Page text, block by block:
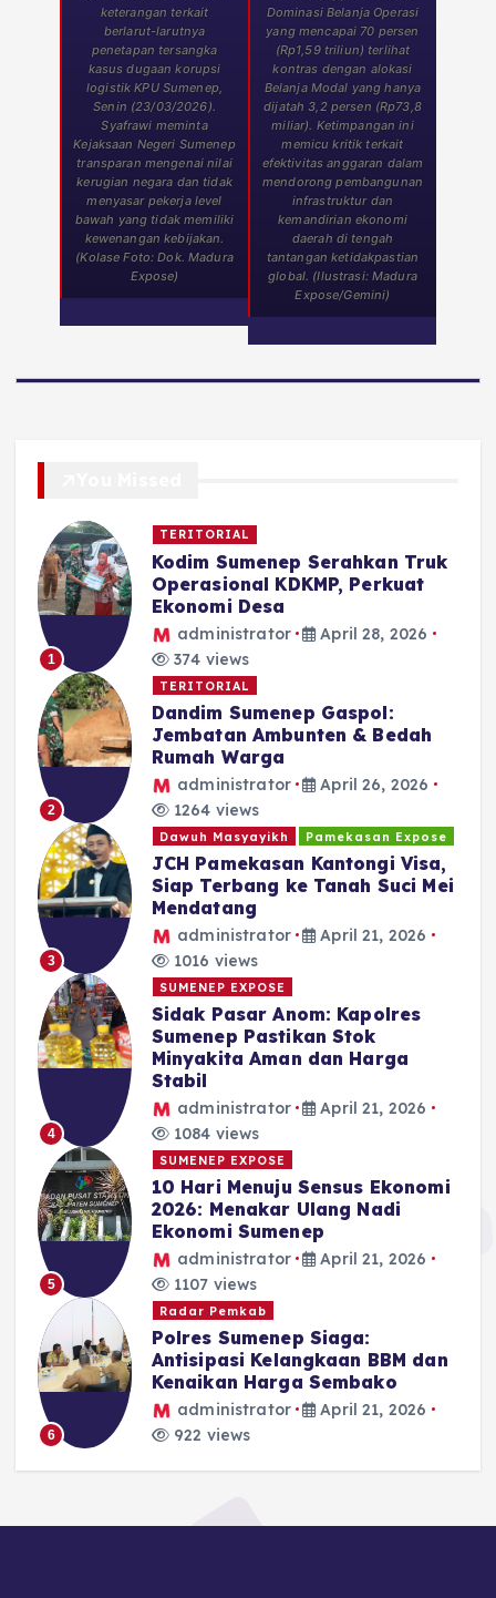
keterangan terkait
berlarut-larutnya
penetapan tersangka
kasus dugaan korupsi
logistik KPU Sumenep,
Senin (23/03/2026).
Syafrawi meminta
Kejaksaan Negeri Sumenep
transparan mengenai nilai
kerugian negara dan tidak
menyasar pekerja level
bawah yang tidak memiliki
kewenangan kebijakan.
(Kolase Foto: Dok. Madura
Expose)
Dominasi Belanja Operasi
yang mencapai 70 persen
(Rp1,59 triliun) terlihat
kontras dengan alokasi
Belanja Modal yang hanya
dijatah 3,2 persen (Rp73,8
miliar). Ketimpangan ini
memicu kritik terkait
efektivitas anggaran dalam
mendorong pembangunan
infrastruktur dan
kemandirian ekonomi
daerah di tengah
tantangan ketidakpastian
global. (Ilustrasi: Madura
Expose/Gemini)
1
TERITORIAL
Kodim Sumenep Serahkan Truk
Operasional KDKMP, Perkuat
Ekonomi Desa
administrator
April 28, 2026
374 views
2
TERITORIAL
Dandim Sumenep Gaspol:
Jembatan Ambunten & Bedah
Rumah Warga
administrator
April 26, 2026
1264 views
3
Dawuh Masyayikh Pamekasan Expose
JCH Pamekasan Kantongi Visa,
Siap Terbang ke Tanah Suci Mei
Mendatang
administrator
April 21, 2026
1016 views
4
SUMENEP EXPOSE
Sidak Pasar Anom: Kapolres
Sumenep Pastikan Stok
Minyakita Aman dan Harga
Stabil
administrator
April 21, 2026
1084 views
5
SUMENEP EXPOSE
10 Hari Menuju Sensus Ekonomi
2026: Menakar Ulang Nadi
Ekonomi Sumenep
administrator
April 21, 2026
1107 views
6
Radar Pemkab
Polres Sumenep Siaga:
Antisipasi Kelangkaan BBM dan
Kenaikan Harga Sembako
administrator
April 21, 2026
922 views